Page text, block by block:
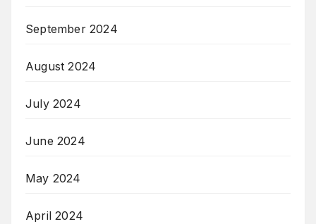
September 2024
August 2024
July 2024
June 2024
May 2024
April 2024